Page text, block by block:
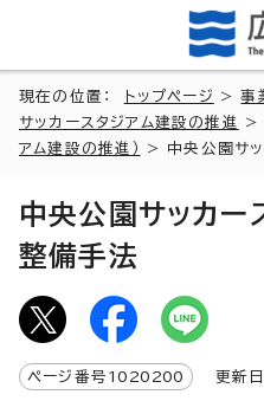
現在の位置： トップページ >事
サッカースタジアム建設の推進
アム建設の推進）
> 中央公園サッ
中央公園サッカー
整備手法
ページ番号 1020200 更新日